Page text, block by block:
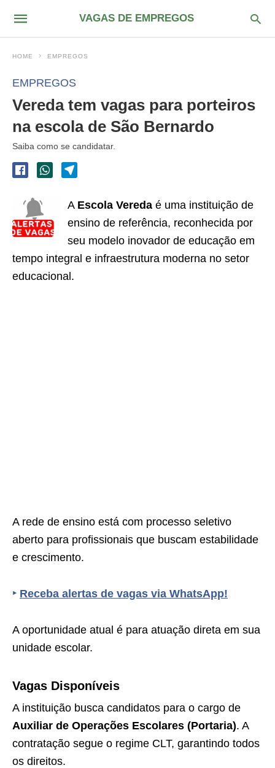
VAGAS DE EMPREGOS
HOME EMPREGOS
EMPREGOS
Vereda tem vagas para porteiros
na escola de São Bernardo
Saiba como se candidatar.
A Escola Vereda é uma instituição de
ensino de referência, reconhecida por
seu modelo inovador de educação em
tempo integral e infraestrutura moderna no setor
educacional.
A rede de ensino está com processo seletivo
aberto para profissionais que buscam estabilidade
e crescimento.
‣ Receba alertas de vagas via WhatsApp!
A oportunidade atual é para atuação direta em sua
unidade escolar.
Vagas Disponíveis
A instituição busca candidatos para o cargo de
Auxiliar de Operações Escolares (Portaria). A
contratação segue o regime CLT, garantindo todos
os direitos.